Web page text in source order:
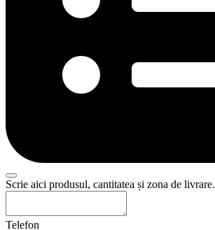
Scrie aici produsul, cantitatea și zona de livrare.
Telefon